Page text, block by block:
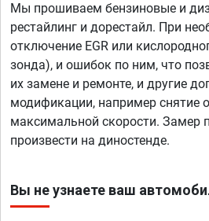
Мы прошиваем бензиновые и
рестайлинг и дорестайл. При
отключение EGR или
зонда), и ошибок по ним, что
их замене и ремонте, и другие
модификации, например снятие
максимальной скорости. Замер
произвести на диностенде.
Вы не узнаете ваш